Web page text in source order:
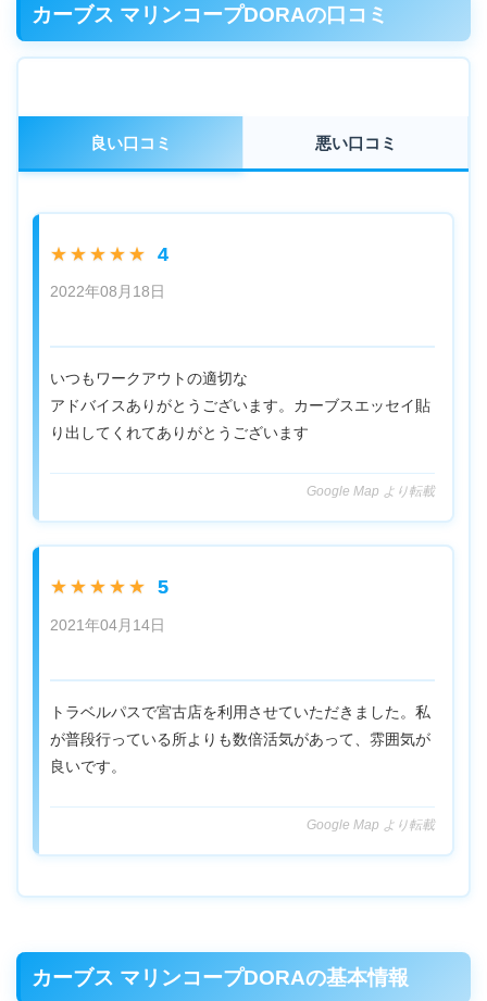
カーブス マリンコープDORAの口コミ
良い口コミ 悪い口コミ
★★★★★ 4
2022年08月18日
いつもワークアウトの適切な
アドバイスありがとうございます。カーブスエッセイ貼
り出してくれてありがとうございます
Google Map より転載
★★★★★ 5
2021年04月14日
トラベルパスで宮古店を利用させていただきました。私
が普段行っている所よりも数倍活気があって、雰囲気が
良いです。
Google Map より転載
カーブス マリンコープDORAの基本情報